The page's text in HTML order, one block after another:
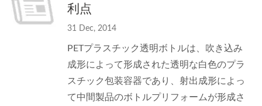
利点
31 Dec, 2014
PETプラスチック透明ボトルは、吹き込み
成形によって形成された透明な白色のプラ
スチック包装容器であり、射出成形によっ
て中間製品のボトルプリフォームが形成さ